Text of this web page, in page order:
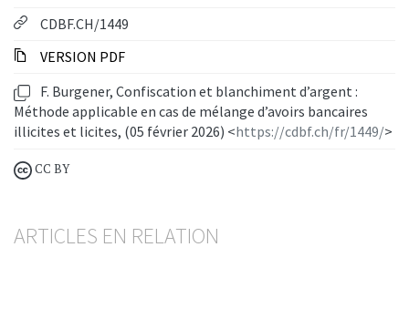
CDBF.CH/1449
VERSION PDF
F. Burgener, Confiscation et blanchiment d’argent :
Méthode applicable en cas de mélange d’avoirs bancaires
illicites et licites, (05 février 2026) <https://cdbf.ch/fr/1449/>
CC BY
ARTICLES EN RELATION